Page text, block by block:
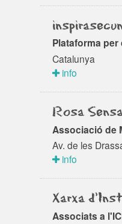
Plataforma
Catalunya
info
Rosa
Associació de
Av. de les
info
Xarxa
Associats a